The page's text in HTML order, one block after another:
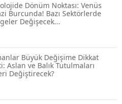
2026 Maaş Zammı Netleşiyor!
ve Sosyal Yardımlarda
KOBİ’lere Dev Finansman
36 Ay Vadeli 30 Milyon TL
Dönüm Noktası: Venüs
Burcunda! Bazı Sektörlerde
Değişecek...
Büyük Değişime Dikkat
Aslan ve Balık Tutulmaları
Değiştirecek?